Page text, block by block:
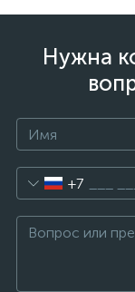
Нужна
+7